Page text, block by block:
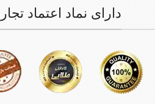
دارای نماد اعتماد